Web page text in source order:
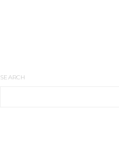
SEARCH